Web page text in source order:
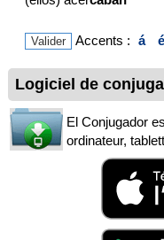
Accents : á é
Logiciel de
El Conjugador
ordinateur,